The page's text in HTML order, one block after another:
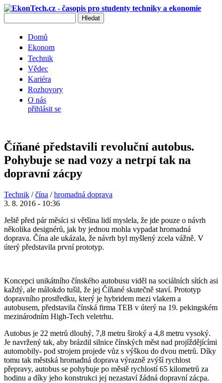
Přejít k hlavnímu obsahu
Domů
Ekonom
Technik
Vědec
Kariéra
Rozhovory
O nás
přihlásit se
Číňané představili revoluční autobus.
Pohybuje se nad vozy a netrpí tak na
dopravní zácpy
Technik /čína /hromadná doprava
3. 8. 2016 - 10:36
Ještě před pár měsíci si většina lidí myslela, že jde pouze o návrh
několika designérů, jak by jednou mohla vypadat hromadná
doprava. Čína ale ukázala, že návrh byl myšlený zcela vážně. V
úterý představila první prototyp.
Koncepci unikátního čínského autobusu viděl na sociálních sítích asi
každý, ale málokdo tušil, že jej Číňané skutečně staví. Prototyp
dopravního prostředku, který je hybridem mezi vlakem a
autobusem, představila čínská firma TEB v úterý na 19. pekingském
mezinárodním High-Tech veletrhu.
Autobus je 22 metrů dlouhý, 7,8 metru široký a 4,8 metru vysoký.
Je navržený tak, aby brázdil silnice čínských měst nad projíždějícími
automobily- pod strojem projede vůz s výškou do dvou metrů. Díky
tomu tak městská hromadná doprava výrazně zvýší rychlost
přepravy, autobus se pohybuje po městě rychlostí 65 kilometrů za
hodinu a díky jeho konstrukci jej nezastaví žádná dopravní zácpa.